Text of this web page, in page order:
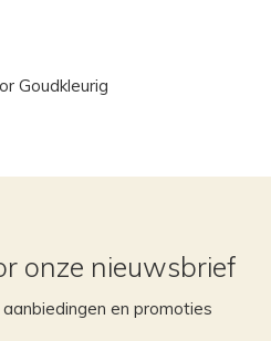
Goudkleurig
onze nieuwsbrief
en promoties